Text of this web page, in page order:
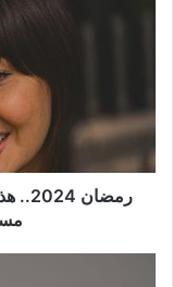
شيحة
شخصيتها